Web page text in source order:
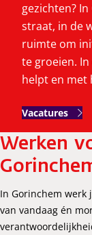
gezichten?
straat, in de
ruimte om
te groeien.
helpt en met
Vacatures
Werken
In Gorinchem werk
van vandaag én